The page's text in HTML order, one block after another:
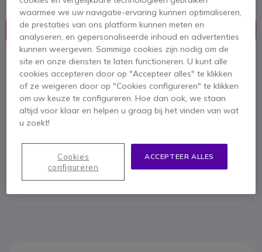
Dit product wordt niet meer geproduceerd.
Dit product is vervangen door Motorola R2 UHF -
Analoog
Motorola R2 UHF - Analoog
315,95 €
waarmee we uw navigatie-ervaring kunnen optimaliseren,
de prestaties van ons platform kunnen meten en
analyseren, en gepersonaliseerde inhoud en advertenties
kunnen weergeven. Sommige cookies zijn nodig om de
site en onze diensten te laten functioneren. U kunt alle
cookies accepteren door op "Accepteer alles" te klikken
of ze weigeren door op "Cookies configureren" te klikken
om uw keuze te configureren. Hoe dan ook, we staan
altijd voor klaar en helpen u graag bij het vinden van wat
u zoekt!
ACCEPTEER ALLES
Cookies
configureren